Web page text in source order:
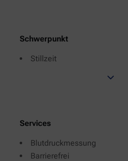
Schwerpunkt
Stillzeit
Services
Blutdruckmessung
Barrierefrei